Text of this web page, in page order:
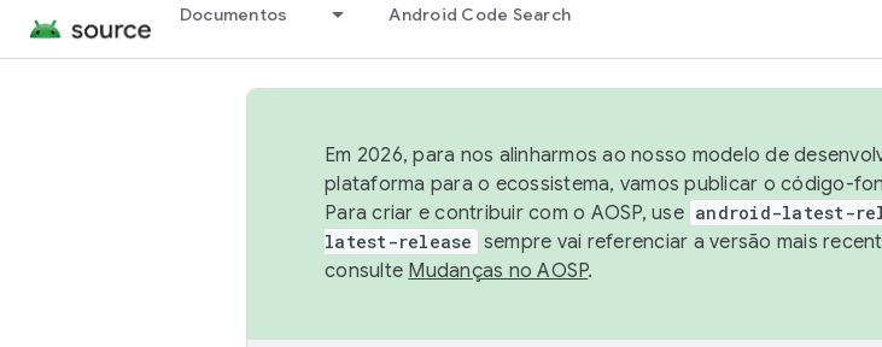
Documentos Android Code Search
Em 2026, para nos alinharmos ao nosso modelo de
plataforma para o ecossistema, vamos publicar o código-
Para criar e contribuir com o AOSP, use android-latest-
latest-release sempre vai referenciar a versão mais
consulte Mudanças no AOSP.